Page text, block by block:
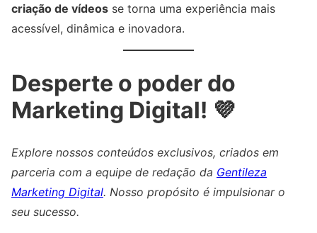
criação de vídeos se torna uma experiência mais
acessível, dinâmica e inovadora.
Desperte o poder do
Marketing Digital! 💜
Explore nossos conteúdos exclusivos, criados em
parceria com a equipe de redação da Gentileza
Marketing Digital. Nosso propósito é impulsionar o
seu sucesso.